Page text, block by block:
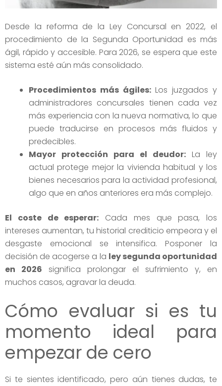
Desde la reforma de la Ley Concursal en 2022, el
procedimiento de la Segunda Oportunidad es más
ágil, rápido y accesible. Para 2026, se espera que este
sistema esté aún más consolidado.
Procedimientos más ágiles:Los juzgados y
administradores concursales tienen cada vez
más experiencia con la nueva normativa, lo que
puede traducirse en procesos más fluidos y
predecibles.
Mayor protección para el deudor: La ley
actual protege mejor la vivienda habitual y los
bienes necesarios para la actividad profesional,
algo que en años anteriores era más complejo.
El coste de esperar: Cada mes que pasa, los
intereses aumentan, tu historial crediticio empeora y el
desgaste emocional se intensifica. Posponer la
decisión de acogerse a la ley segunda oportunidad
en 2026 significa prolongar el sufrimiento y, en
muchos casos, agravar la deuda.
Cómo evaluar si es tu
momento ideal para
empezar de cero
Si te sientes identificado, pero aún tienes dudas, te